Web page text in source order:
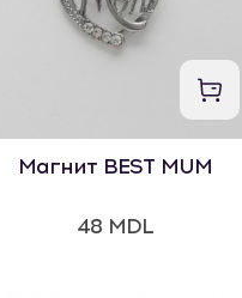
Магнит BEST MUM
48 MDL